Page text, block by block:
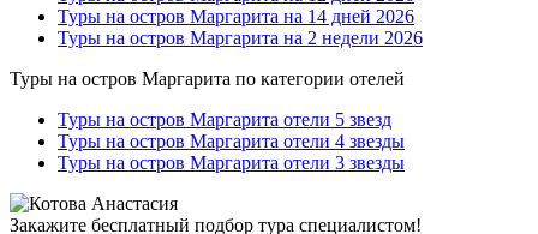
Туры на остров Маргарита на 14 дней 2026
Туры на остров Маргарита на 2 недели 2026
Туры на остров Маргарита по категории отелей
Туры на остров Маргарита отели 5 звезд
Туры на остров Маргарита отели 4 звезды
Туры на остров Маргарита отели 3 звезды
Закажите бесплатный подбор тура специалистом!